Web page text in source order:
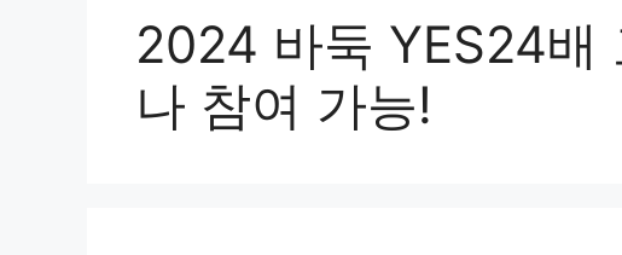
2024 바둑 YES24배
나 참여 가능!